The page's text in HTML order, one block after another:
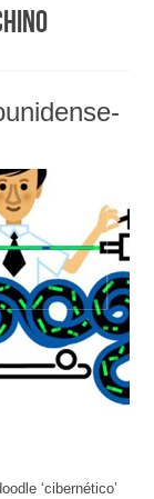
‘cibernético’